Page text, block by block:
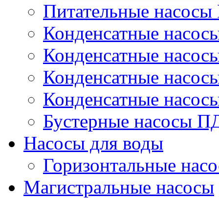
Питательные
Конденсатные
Конденсатные
Конденсатные
Конденсатные
Бустерные насосы
Насосы для воды
Горизонтальные
Магистральные насосы